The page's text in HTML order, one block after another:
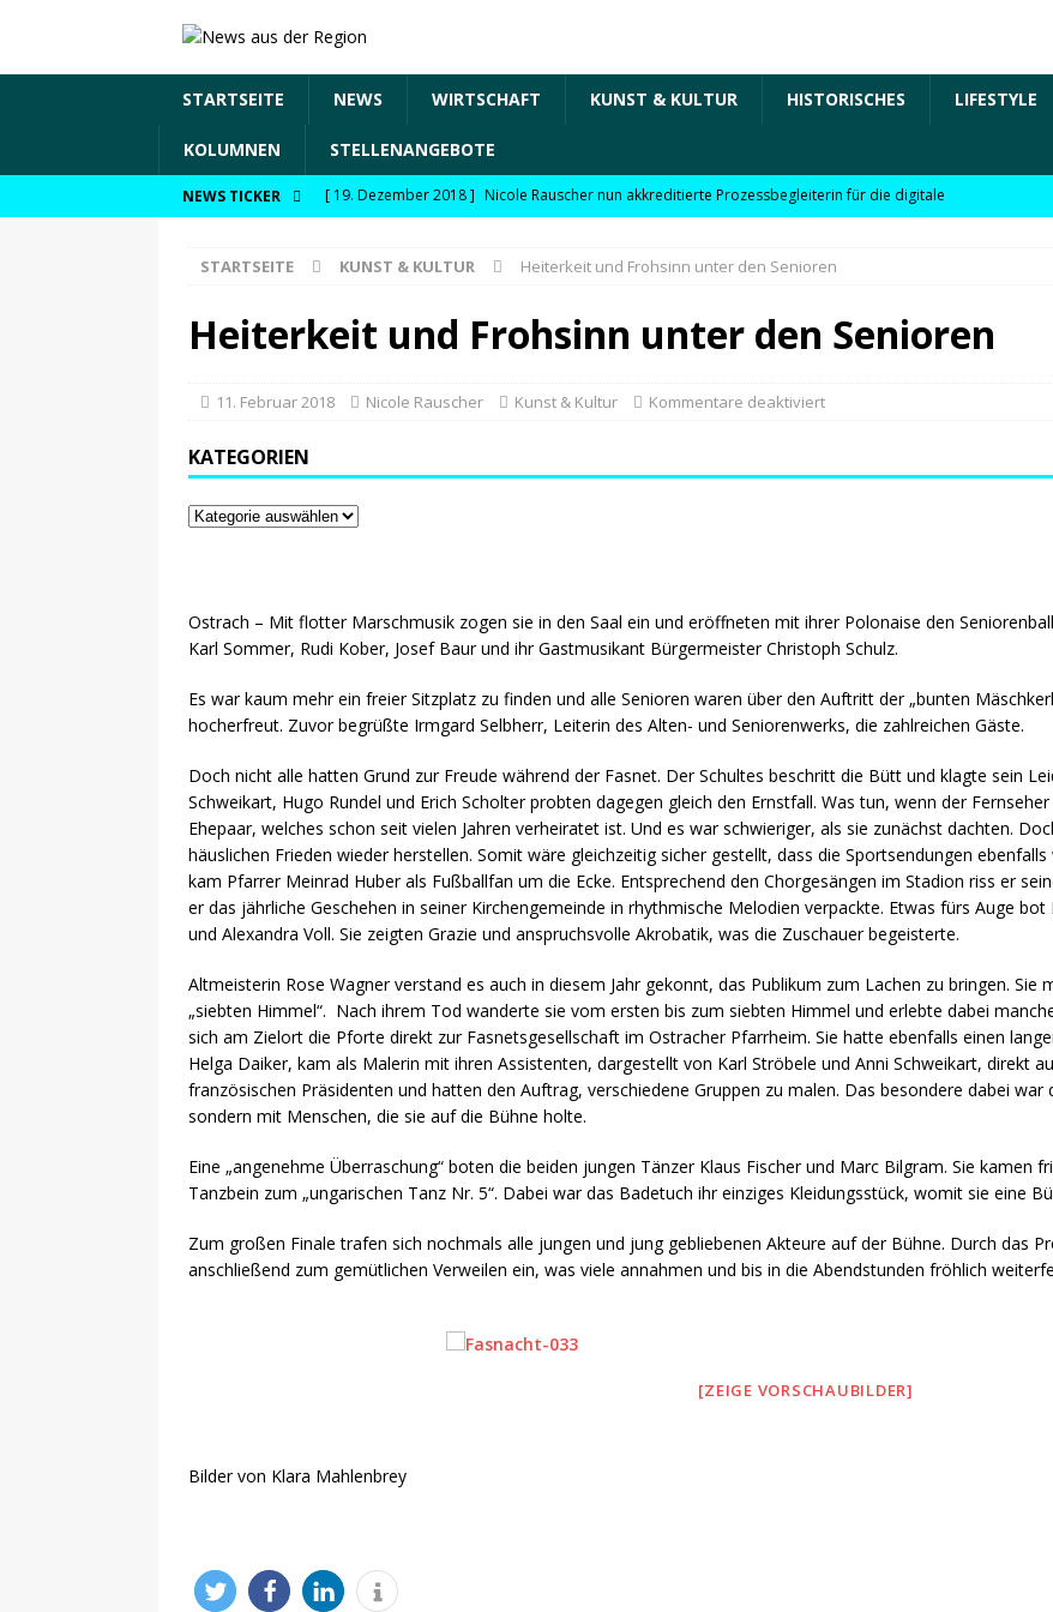
STARTSEITE NEWS WIRTSCHAFT KUNST & KULTUR HISTORISCHES LIFESTYLE
KOLUMNEN STELLENANGEBOTE
NEWS TICKER [ 19. Dezember 2018 ] Nicole Rauscher nun akkreditierte Prozessbegleiterin für die digitale
WIRTSCHAFT
[ 19. Dezember 2018 ] Nicole Rauscher nun akkreditierte Beraterin zu Themen wie
förderfähige Handlungsfelder für KMU
WIRTSCHAFT
[ 30. Dezember 2020 ] FDP will digitale Lösungen für den Einzelhandel Lindauer Zeitung –
29.12.2020
[ 17. März 2020 ] Nützliche Informationen für Unternehmen die von der Corona-Krise betroffen
[ 17. März 2020 ] Wichtige Informationen über das von der Bundesregierung veröffentlichte
Schutzschild für Beschäftigte und Unternehmen
WIRTSCHAFT
[ 18. Dezember 2019 ] Der Mitarbeiter*in als Kraft für neue Konzepte und Innovationen
WIRTSCHAFT
STARTSEITE KUNST & KULTUR Heiterkeit und Frohsinn unter den Senioren
Heiterkeit und Frohsinn unter den Senioren
11. Februar 2018 Nicole Rauscher Kunst & Kultur Kommentare deaktiviert
KATEGORIEN
Ostrach – Mit flotter Marschmusik zogen sie in den Saal ein und eröffneten mit ihrer Polonaise den
Karl Sommer, Rudi Kober, Josef Baur und ihr Gastmusikant Bürgermeister Christoph Schulz.
Es war kaum mehr ein freier Sitzplatz zu finden und alle Senioren waren über den Auftritt der „bunten
hocherfreut. Zuvor begrüßte Irmgard Selbherr, Leiterin des Alten- und Seniorenwerks, die zahlreichen Gäste.
Doch nicht alle hatten Grund zur Freude während der Fasnet. Der Schultes beschritt die Bütt und klagte sein
Schweikart, Hugo Rundel und Erich Scholter probten dagegen gleich den Ernstfall. Was tun, wenn der
Ehepaar, welches schon seit vielen Jahren verheiratet ist. Und es war schwieriger, als sie zunächst dachten.
häuslichen Frieden wieder herstellen. Somit wäre gleichzeitig sicher gestellt, dass die Sportsendungen
kam Pfarrer Meinrad Huber als Fußballfan um die Ecke. Entsprechend den Chorgesängen im Stadion riss er
er das jährliche Geschehen in seiner Kirchengemeinde in rhythmische Melodien verpackte. Etwas fürs Auge
und Alexandra Voll. Sie zeigten Grazie und anspruchsvolle Akrobatik, was die Zuschauer begeisterte.
Altmeisterin Rose Wagner verstand es auch in diesem Jahr gekonnt, das Publikum zum Lachen zu bringen. Sie
„siebten Himmel“. Nach ihrem Tod wanderte sie vom ersten bis zum siebten Himmel und erlebte dabei
sich am Zielort die Pforte direkt zur Fasnetsgesellschaft im Ostracher Pfarrheim. Sie hatte ebenfalls einen
Helga Daiker, kam als Malerin mit ihren Assistenten, dargestellt von Karl Ströbele und Anni Schweikart, direkt
französischen Präsidenten und hatten den Auftrag, verschiedene Gruppen zu malen. Das besondere dabei
sondern mit Menschen, die sie auf die Bühne holte.
Eine „angenehme Überraschung“ boten die beiden jungen Tänzer Klaus Fischer und Marc Bilgram. Sie kamen
Tanzbein zum „ungarischen Tanz Nr. 5“. Dabei war das Badetuch ihr einziges Kleidungsstück, womit sie eine
Zum großen Finale trafen sich nochmals alle jungen und jung gebliebenen Akteure auf der Bühne. Durch das
anschließend zum gemütlichen Verweilen ein, was viele annahmen und bis in die Abendstunden fröhlich
[ZEIGE VORSCHAUBILDER]
Bilder von Klara Mahlenbrey